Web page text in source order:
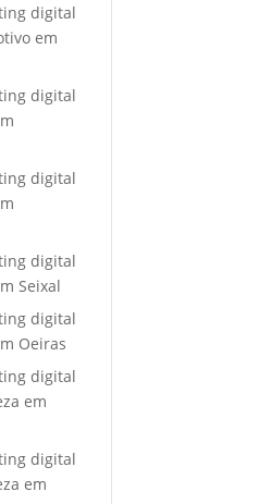
digital
em
digital
digital
digital
Seixal
digital
Oeiras
digital
em
digital
em